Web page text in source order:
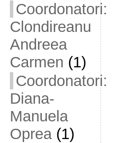
Coordonatori:
Clondireanu
Andreea
Carmen (1)
Coordonatori:
Diana-
Manuela
Oprea(1)